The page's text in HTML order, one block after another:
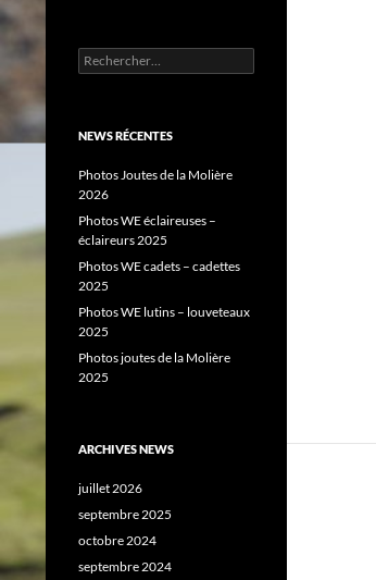
Rechercher :
NEWS RÉCENTES
Photos Joutes de la Molière
2026
Photos WE éclaireuses –
éclaireurs 2025
Photos WE cadets – cadettes
2025
Photos WE lutins – louveteaux
2025
Photos joutes de la Molière
2025
ARCHIVES NEWS
juillet 2026
septembre 2025
octobre 2024
septembre 2024